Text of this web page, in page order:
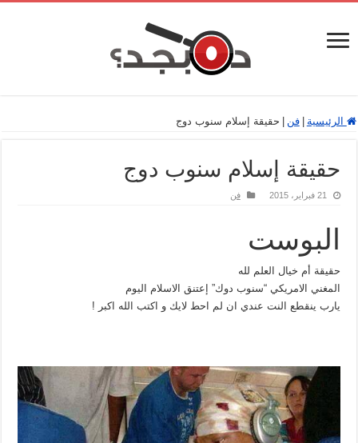
الرئيسية فن حقيقة إسلام سنوب دوج
حقيقة إسلام سنوب دوج
21 فبراير، 2015 فن
البوست
حقيقة أم خيال العلم لله
المغني الامريكي “سنوب دوك” إعتنق الاسلام اليوم
يارب ينقطع النت عندي ان لم احط لايك و اكتب الله اكبر !